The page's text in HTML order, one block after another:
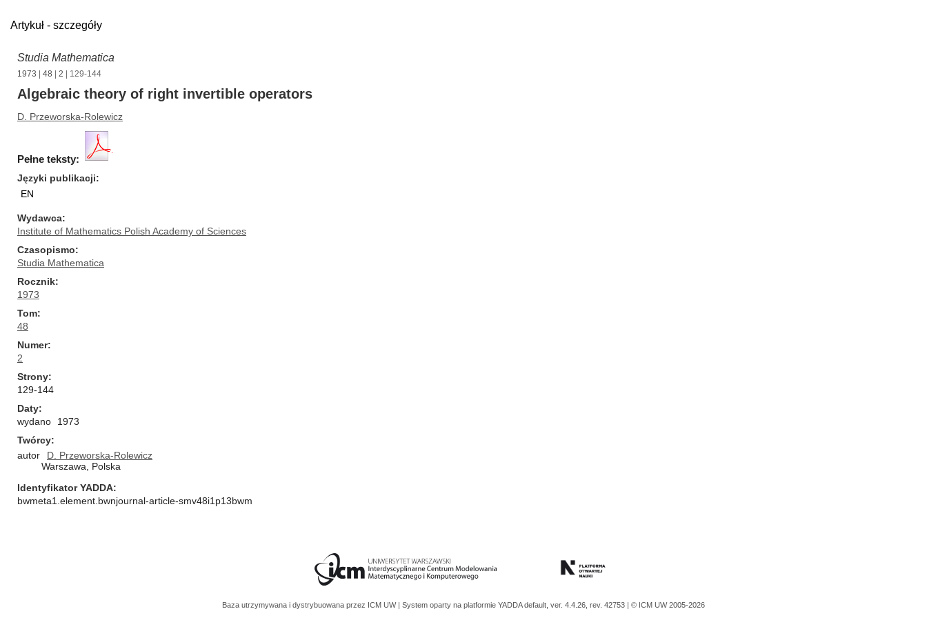
Artykuł - szczegóły
Studia Mathematica
1973 48 2 | 129-144
Algebraic theory of right invertible operators
D. Przeworska-Rolewicz
Pełne teksty:
Języki publikacji
EN
Wydawca
Institute of Mathematics Polish Academy of Sciences
Czasopismo
Studia Mathematica
Rocznik
1973
Tom
48
Numer
2
Strony
129-144
Daty
wydano
1973
Twórcy
autor
D. Przeworska-Rolewicz
Warszawa, Polska
Identyfikator YADDA
bwmeta1.element.bwnjournal-article-smv48i1p13bwm
Baza utrzymywana i dystrybuowana przez ICM UW | System oparty na platformie YADDAdefault, ver. 4.4.26, rev. 42753 | © ICM UW 2005-2026